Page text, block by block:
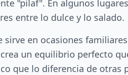
"pilaf". En algunos
entre lo dulce y lo salado.
sirve en ocasiones
un equilibrio perfecto
que lo diferencia de otras